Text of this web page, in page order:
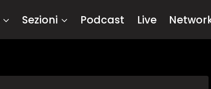
Sezioni Podcast Live